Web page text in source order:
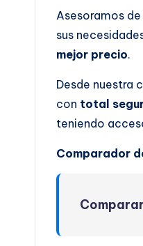
Asesoramos de
sus
mejor precio.
Desde nuestra
con total
teniendo
Comparador